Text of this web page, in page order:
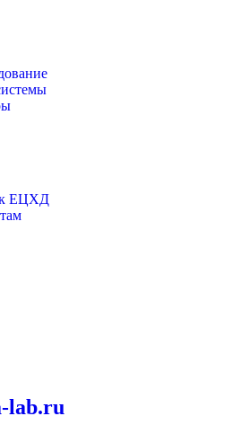
к ЕЦХД
lab.ru